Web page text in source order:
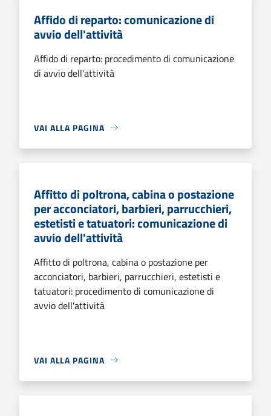
Affido di reparto: comunicazione di
avvio dell'attività
Affido di reparto: procedimento di comunicazione
di avvio dell'attività
VAI ALLA PAGINA
Affitto di poltrona, cabina o postazione
per acconciatori, barbieri, parrucchieri,
estetisti e tatuatori: comunicazione di
avvio dell'attività
Affitto di poltrona, cabina o postazione per
acconciatori, barbieri, parrucchieri, estetisti e
tatuatori: procedimento di comunicazione di
avvio dell'attività
VAI ALLA PAGINA